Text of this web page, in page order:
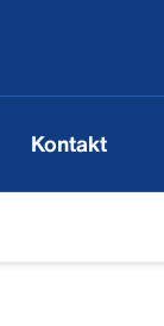
Kontakt